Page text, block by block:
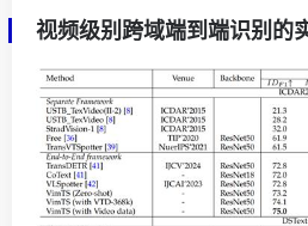
视频级别跨域端到端识别的